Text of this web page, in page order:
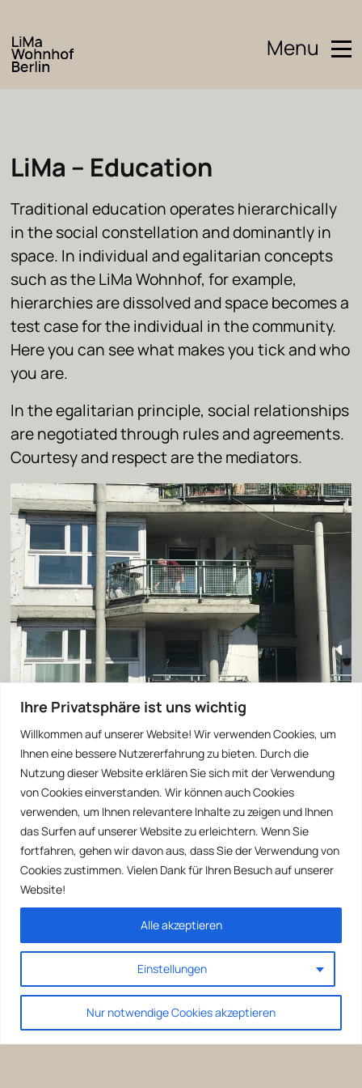
Ihre Privatsphäre ist uns wichtig
Willkommen auf unserer Website! Wir verwenden Cookies, um
Ihnen eine bessere Nutzererfahrung zu bieten. Durch die
Nutzung dieser Website erklären Sie sich mit der Verwendung
von Cookies einverstanden. Wir können auch Cookies
verwenden, um Ihnen relevantere Inhalte zu zeigen und Ihnen
das Surfen auf unserer Website zu erleichtern. Wenn Sie
fortfahren, gehen wir davon aus, dass Sie der Verwendung von
Cookies zustimmen. Vielen Dank für Ihren Besuch auf unserer
Website!
Einstellungen
Nur notwendige Cookies akzeptieren
Alle akzeptieren
Menu
LiMa – Education
Traditional education operates hierarchically
in the social constellation and dominantly in
space. In individual and egalitarian concepts
such as the LiMa Wohnhof, for example,
hierarchies are dissolved and space becomes a
test case for the individual in the community.
Here you can see what makes you tick and who
you are.
In the egalitarian principle, social relationships
are negotiated through rules and agreements.
Courtesy and respect are the mediators.